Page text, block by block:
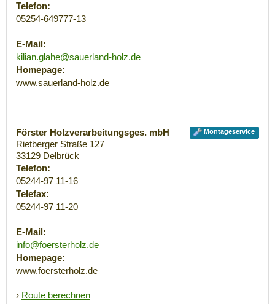
Telefon:
05254-649777-13
E-Mail:
kilian.glahe@sauerland-holz.de
Homepage:
www.sauerland-holz.de
Montageservice
Förster Holzverarbeitungsges. mbH
Rietberger Straße 127
33129 Delbrück
Telefon:
05244-97 11-16
Telefax:
05244-97 11-20
E-Mail:
info@foersterholz.de
Homepage:
www.foersterholz.de
› Route berechnen